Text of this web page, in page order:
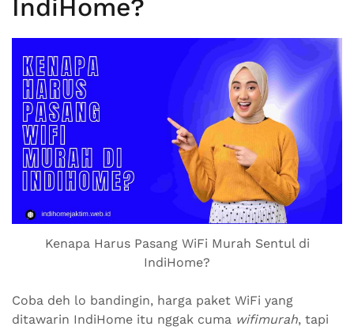
IndiHome?
Kenapa Harus Pasang WiFi Murah Sentul di
IndiHome?
Coba deh lo bandingin, harga paket WiFi yang
ditawarin IndiHome itu nggak cuma wifimurah, tapi